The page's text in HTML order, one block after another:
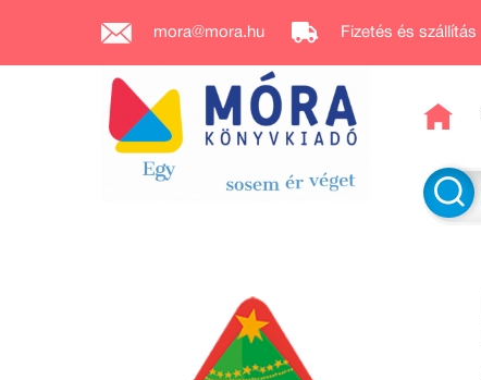
mora@mora.hu Fizetés és szállítás